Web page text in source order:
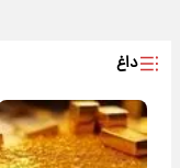
داغ